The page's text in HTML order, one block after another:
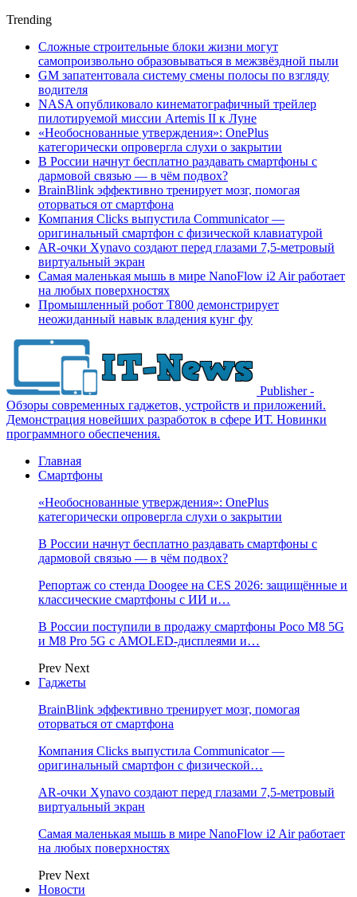
Trending
Сложные строительные блоки жизни могут
самопроизвольно образовываться в межзвёздной пыли
GM запатентовала систему смены полосы по взгляду
водителя
NASA опубликовало кинематографичный трейлер
пилотируемой миссии Artemis II к Луне
«Необоснованные утверждения»: OnePlus
категорически опровергла слухи о закрытии
В России начнут бесплатно раздавать смартфоны с
дармовой связью — в чём подвох?
BrainBlink эффективно тренирует мозг, помогая
оторваться от смартфона
Компания Clicks выпустила Communicator —
оригинальный смартфон с физической клавиатурой
AR-очки Xynavo создают перед глазами 7,5-метровый
виртуальный экран
Самая маленькая мышь в мире NanoFlow i2 Air работает
на любых поверхностях
Промышленный робот Т800 демонстрирует
неожиданный навык владения кунг фу
Publisher -
Обзоры современных гаджетов, устройств и приложений.
Демонстрация новейших разработок в сфере ИТ. Новинки
программного обеспечения.
Главная
Смартфоны
«Необоснованные утверждения»: OnePlus
категорически опровергла слухи о закрытии
В России начнут бесплатно раздавать смартфоны с
дармовой связью — в чём подвох?
Репортаж со стенда Doogee на CES 2026: защищённые и
классические смартфоны с ИИ и…
В России поступили в продажу смартфоны Poco M8 5G
и M8 Pro 5G с AMOLED-дисплеями и…
Prev Next
Гаджеты
BrainBlink эффективно тренирует мозг, помогая
оторваться от смартфона
Компания Clicks выпустила Communicator —
оригинальный смартфон с физической…
AR-очки Xynavo создают перед глазами 7,5-метровый
виртуальный экран
Самая маленькая мышь в мире NanoFlow i2 Air работает
на любых поверхностях
Prev Next
Новости